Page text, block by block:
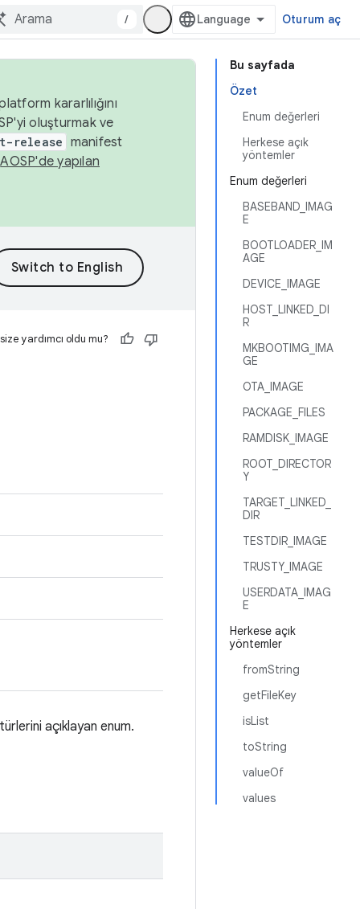
/ Oturum aç
Bu sayfada
Özet
Enum değerleri
Herkese açık
yöntemler
Enum değerleri
BASEBAND_IMAG
E
BOOTLOADER_IM
AGE
DEVICE_IMAGE
HOST_LINKED_DI
R
MKBOOTIMG_IMA
GE
OTA_IMAGE
PACKAGE_FILES
RAMDISK_IMAGE
ROOT_DIRECTOR
Y
TARGET_LINKED_
DIR
TESTDIR_IMAGE
TRUSTY_IMAGE
USERDATA_IMAG
E
Herkese açık
yöntemler
fromString
getFileKey
isList
toString
valueOf
values
kararlılığını
oluşturmak ve
release manifest
AOSP'de yapılan
yardımcı oldu mu?
açıklayan enum.